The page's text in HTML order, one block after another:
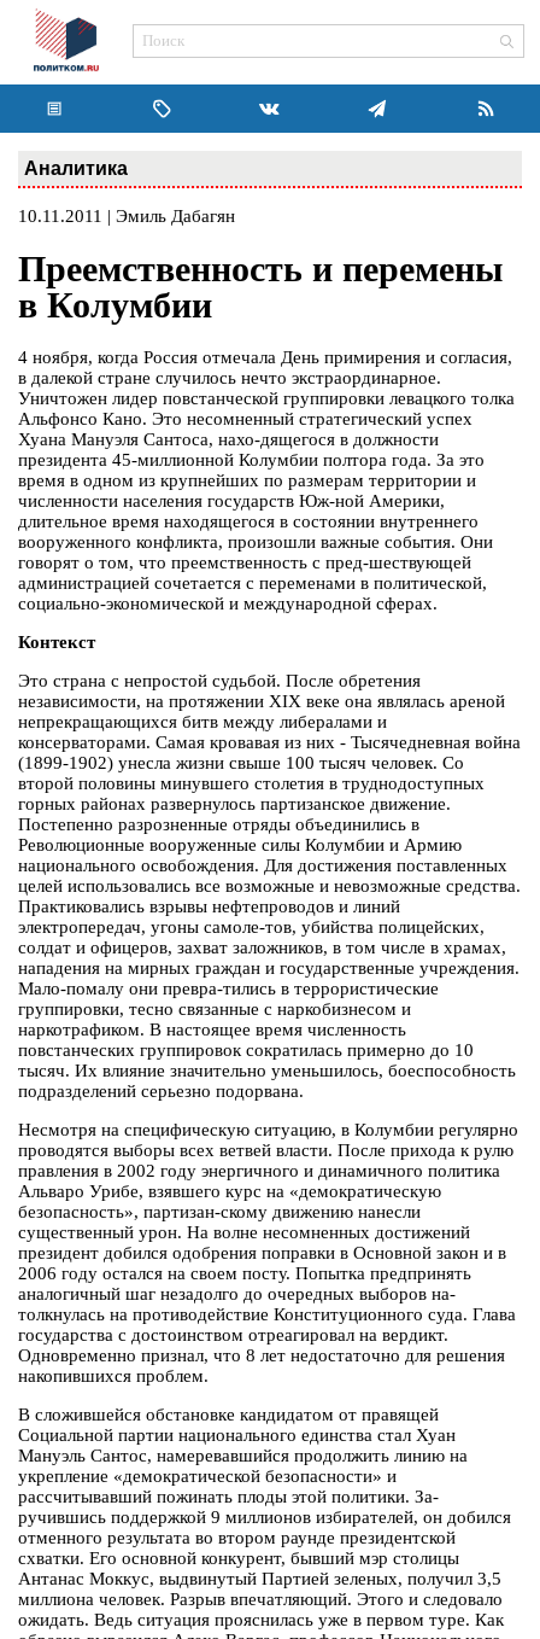
Аналитика
10.11.2011 | Эмиль Дабагян
Преемственность и перемены
в Колумбии
4 ноября, когда Россия отмечала День примирения и согласия,
в далекой стране случилось нечто экстраординарное.
Уничтожен лидер повстанческой группировки левацкого толка
Альфонсо Кано. Это несомненный стратегический успех
Хуана Мануэля Сантоса, нахо-дящегося в должности
президента 45-миллионной Колумбии полтора года. За это
время в одном из крупнейших по размерам территории и
численности населения государств Юж-ной Америки,
длительное время находящегося в состоянии внутреннего
вооруженного конфликта, произошли важные события. Они
говорят о том, что преемственность с пред-шествующей
администрацией сочетается с переменами в политической,
социально-экономической и международной сферах.
Контекст
Это страна с непростой судьбой. После обретения
независимости, на протяжении XIX веке она являлась ареной
непрекращающихся битв между либералами и
консерваторами. Самая кровавая из них - Тысячедневная война
(1899-1902) унесла жизни свыше 100 тысяч человек. Со
второй половины минувшего столетия в труднодоступных
горных районах развернулось партизанское движение.
Постепенно разрозненные отряды объединились в
Революционные вооруженные силы Колумбии и Армию
национального освобождения. Для достижения поставленных
целей использовались все возможные и невозможные средства.
Практиковались взрывы нефтепроводов и линий
электропередач, угоны самоле-тов, убийства полицейских,
солдат и офицеров, захват заложников, в том числе в храмах,
нападения на мирных граждан и государственные учреждения.
Мало-помалу они превра-тились в террористические
группировки, тесно связанные с наркобизнесом и
наркотрафиком. В настоящее время численность
повстанческих группировок сократилась примерно до 10
тысяч. Их влияние значительно уменьшилось, боеспособность
подразделений серьезно подорвана.
Несмотря на специфическую ситуацию, в Колумбии регулярно
проводятся выборы всех ветвей власти. После прихода к рулю
правления в 2002 году энергичного и динамичного политика
Альваро Урибе, взявшего курс на «демократическую
безопасность», партизан-скому движению нанесли
существенный урон. На волне несомненных достижений
президент добился одобрения поправки в Основной закон и в
2006 году остался на своем посту. Попытка предпринять
аналогичный шаг незадолго до очередных выборов на-
толкнулась на противодействие Конституционного суда. Глава
государства с достоинством отреагировал на вердикт.
Одновременно признал, что 8 лет недостаточно для решения
накопившихся проблем.
В сложившейся обстановке кандидатом от правящей
Социальной партии национального единства стал Хуан
Мануэль Сантос, намеревавшийся продолжить линию на
укрепление «демократической безопасности» и
рассчитывавший пожинать плоды этой политики. За-
ручившись поддержкой 9 миллионов избирателей, он добился
отменного результата во втором раунде президентской
схватки. Его основной конкурент, бывший мэр столицы
Антанас Моккус, выдвинутый Партией зеленых, получил 3,5
миллиона человек. Разрыв впечатляющий. Этого и следовало
ожидать. Ведь ситуация прояснилась уже в первом туре. Как